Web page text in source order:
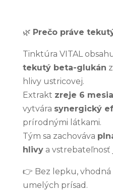
🌿 Prečo práve
Tinktúra VITAL
tekutý beta-glukán
hlivy ustricovej.
Extrakt zreje 6
vytvára synergický
prírodnými látkami.
Tým sa zachováva
hlivya vstrebateľnosť
👉 Bez lepku, vhodná
umelých prísad.